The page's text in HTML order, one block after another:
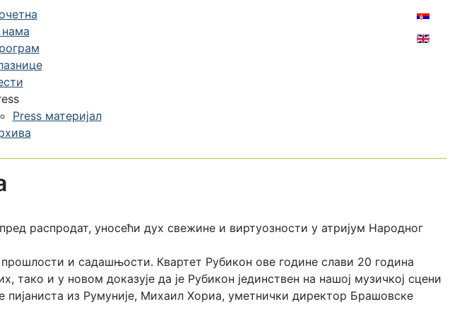
Press материјал
распродат, уносећи дух свежине и виртуозности у атријум Народног
и садашњости. Квартет Рубикон ове године слави 20 година
и у новом доказује да је Рубикон јединствен на нашој музичкој сцени
из Румуније, Михаил Хориа, уметнички директор Брашовске